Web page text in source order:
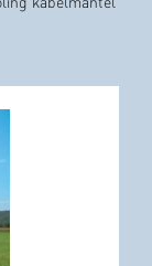
kabelmantel